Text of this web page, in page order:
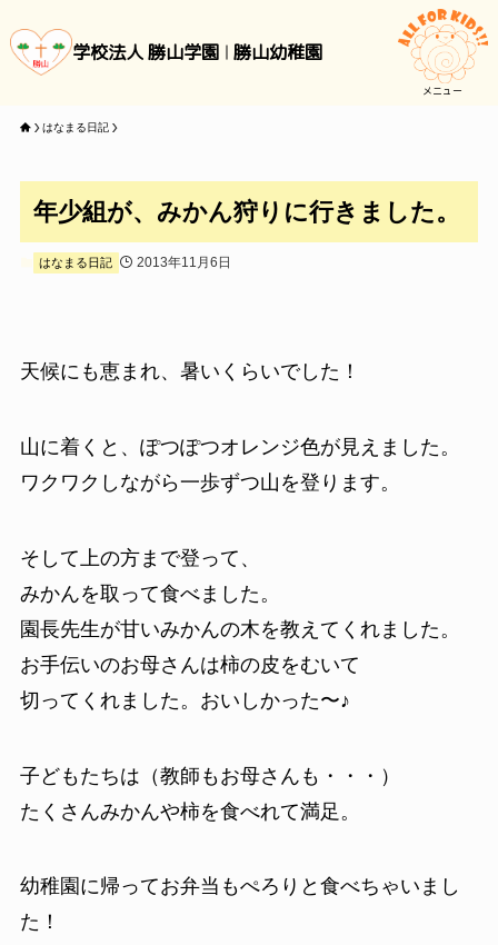
学校法人 勝山学園 勝山幼稚園
メニュー
はなまる日記
年少組が、みかん狩りに行きました。
はなまる日記 2013年11月6日
天候にも恵まれ、暑いくらいでした！
山に着くと、ぽつぽつオレンジ色が見えました。
ワクワクしながら一歩ずつ山を登ります。
そして上の方まで登って、
みかんを取って食べました。
園長先生が甘いみかんの木を教えてくれました。
お手伝いのお母さんは柿の皮をむいて
切ってくれました。おいしかった〜♪
子どもたちは（教師もお母さんも・・・）
たくさんみかんや柿を食べれて満足。
幼稚園に帰ってお弁当もぺろりと食べちゃいまし
た！